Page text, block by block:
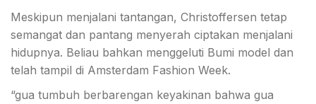
Meskipun menjalani tantangan, Christoffersen tetap
semangat dan pantang menyerah ciptakan menjalani
hidupnya. Beliau bahkan menggeluti Bumi model dan
telah tampil di Amsterdam Fashion Week.
“gua tumbuh berbarengan keyakinan bahwa gua